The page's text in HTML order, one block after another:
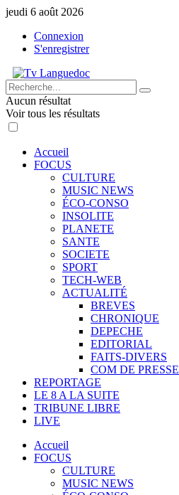
jeudi 6 août 2026
Connexion
S'enregistrer
Aucun résultat
Voir tous les résultats
Accueil
FOCUS
CULTURE
MUSIC NEWS
ÉCO-CONSO
INSOLITE
PLANETE
SANTE
SOCIETE
SPORT
TECH-WEB
ACTUALITÉ
BREVES
CHRONIQUE
DEPECHE
EDITORIAL
FAITS-DIVERS
COM DE PRESSE
REPORTAGE
LE 8 A LA SUITE
TRIBUNE LIBRE
LIVE
Accueil
FOCUS
CULTURE
MUSIC NEWS